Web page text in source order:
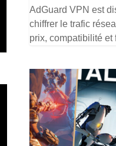
AdGuard VPN est
chiffrer le trafic
prix, compatibilité et